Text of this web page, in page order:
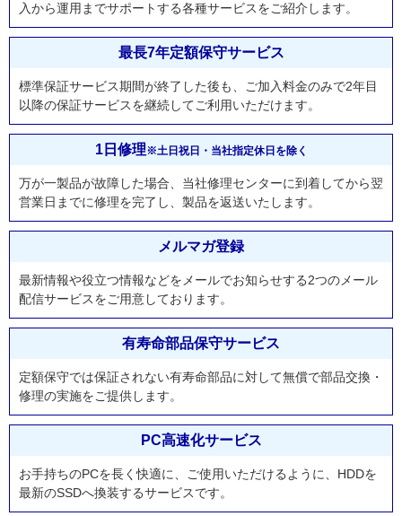
入から運用までサポートする各種サービスをご紹介します。
最長7年定額保守サービス
標準保証サービス期間が終了した後も、ご加入料金のみで2年目
以降の保証サービスを継続してご利用いただけます。
1日修理※土日祝日・当社指定休日を除く
万が一製品が故障した場合、当社修理センターに到着してから翌
営業日までに修理を完了し、製品を返送いたします。
メルマガ登録
最新情報や役立つ情報などをメールでお知らせする2つのメール
配信サービスをご用意しております。
有寿命部品保守サービス
定額保守では保証されない有寿命部品に対して無償で部品交換・
修理の実施をご提供します。
PC高速化サービス
お手持ちのPCを長く快適に、ご使用いただけるように、HDDを
最新のSSDへ換装するサービスです。